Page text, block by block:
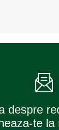
despre
te la